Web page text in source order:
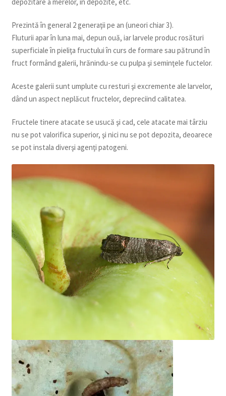
Prezintă în general 2 generaţii pe an (uneori chiar 3).
Fluturii apar în luna mai, depun ouă, iar larvele produc rosături
superficiale în pieliţa fructului în curs de formare sau pătrund în
fruct formând galerii, hrănindu-se cu pulpa şi seminţele fuctelor.
Aceste galerii sunt umplute cu resturi şi excremente ale larvelor,
dând un aspect neplăcut fructelor, depreciind calitatea.
Fructele tinere atacate se usucă şi cad, cele atacate mai târziu
nu se pot valorifica superior, şi nici nu se pot depozita, deoarece
se pot instala diverşi agenţi patogeni.